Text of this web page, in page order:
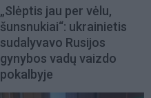
„Slėptis jau per vėlu,
šunsnukiai“: ukrainietis
sudalyvavo Rusijos
gynybos vadų vaizdo
pokalbyje